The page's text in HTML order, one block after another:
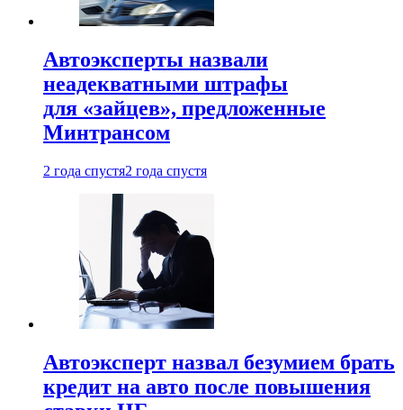
Автоэксперты назвали
неадекватными штрафы
для «зайцев», предложенные
Минтрансом
2 года спустя2 года спустя
Автоэксперт назвал безумием брать
кредит на авто после повышения